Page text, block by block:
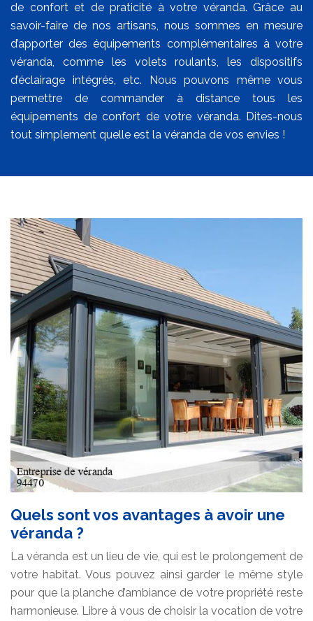
de confort et de praticité à votre véranda. Grâce au
savoir-faire de nos artisans, nous sommes en mesure
d’apporter des équipements complémentaires à votre
véranda, comme les volets roulants, les dispositifs
d’éclairage intégrés, etc. Nous pouvons même vous
permettre de commander à distance tous les
équipements de confort de votre véranda. Dites-nous
tout simplement quelle est la véranda de vos envies !
Quels sont vos avantages à avoir une
véranda ?
La véranda est un lieu de vie, qui est le prolongement de
votre habitat. Vous pouvez ainsi garder le même style
pour que la planche d’ambiance de votre propriété reste
harmonieuse. Libre à vous de choisir la vocation de votre